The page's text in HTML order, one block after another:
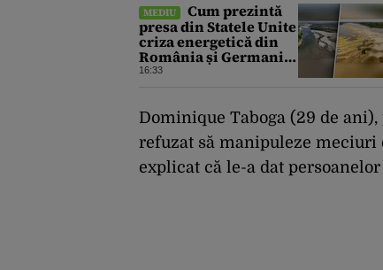
MEDIU
Cum prezintă
presa din Statele Unite
criza energetică din
România și Germania.
Lipsa apei afectează
16:33
Dominique Taboga (29 de
refuzat să manipuleze meciuri
explicat că le-a dat